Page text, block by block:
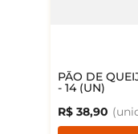
PÃO DE
- 14 (UN)
R$ 38,90